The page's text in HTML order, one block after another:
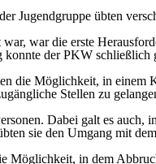
Jugendgruppe übten
war die erste
der PKW schließlich
die Möglichkeit, in einem
Stellen zu
Dabei galt es
sie den Umgang mit
Möglichkeit, in dem